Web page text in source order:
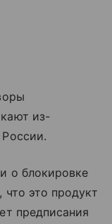
из-
о блокировке
что это продукт
предписания